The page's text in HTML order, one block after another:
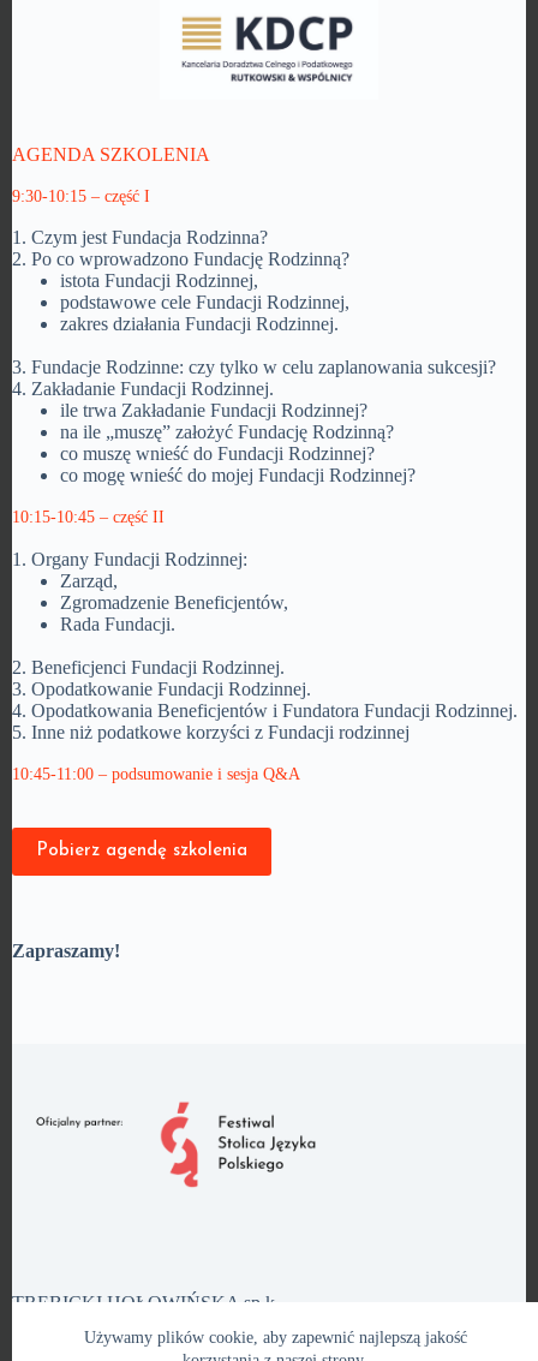
Używamy plików cookie, aby zapewnić najlepszą jakość
AGENDA SZKOLENIA
9:30-10:15 – część I
1. Czym jest Fundacja Rodzinna?
2. Po co wprowadzono Fundację Rodzinną?
istota Fundacji Rodzinnej,
podstawowe cele Fundacji Rodzinnej,
zakres działania Fundacji Rodzinnej.
3. Fundacje Rodzinne: czy tylko w celu zaplanowania sukcesji?
4. Zakładanie Fundacji Rodzinnej.
ile trwa Zakładanie Fundacji Rodzinnej?
na ile „muszę” założyć Fundację Rodzinną?
co muszę wnieść do Fundacji Rodzinnej?
co mogę wnieść do mojej Fundacji Rodzinnej?
10:15-10:45 – część II
1. Organy Fundacji Rodzinnej:
Zarząd,
Zgromadzenie Beneficjentów,
Rada Fundacji.
2. Beneficjenci Fundacji Rodzinnej.
3. Opodatkowanie Fundacji Rodzinnej.
4. Opodatkowania Beneficjentów i Fundatora Fundacji Rodzinnej.
5. Inne niż podatkowe korzyści z Fundacji rodzinnej
10:45-11:00 – podsumowanie i sesja Q&A
Pobierz agendę szkolenia
Zapraszamy!
TRĘBICKI HOŁOWIŃSKA sp.k.
kancelaria@th.pl